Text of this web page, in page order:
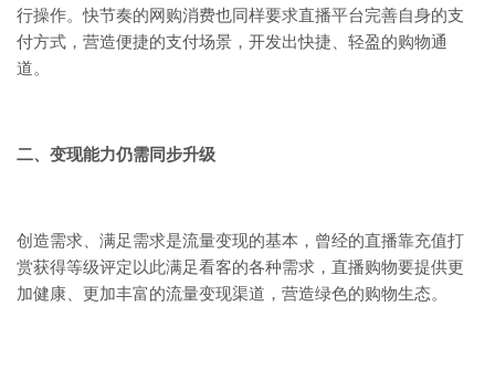
行操作。快节奏的网购消费也同样要求直播平台完善自身的支
付方式，营造便捷的支付场景，开发出快捷、轻盈的购物通
道。
二、变现能力仍需同步升级
创造需求、满足需求是流量变现的基本，曾经的直播靠充值打
赏获得等级评定以此满足看客的各种需求，直播购物要提供更
加健康、更加丰富的流量变现渠道，营造绿色的购物生态。